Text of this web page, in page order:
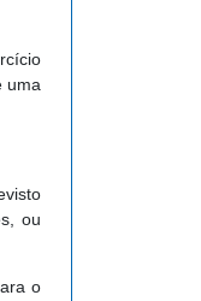
uma
ou
o